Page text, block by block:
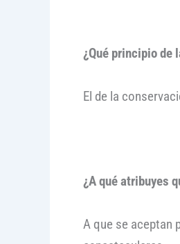
¿Qué principio de
El de la
¿A qué atribuyes
A que se aceptan